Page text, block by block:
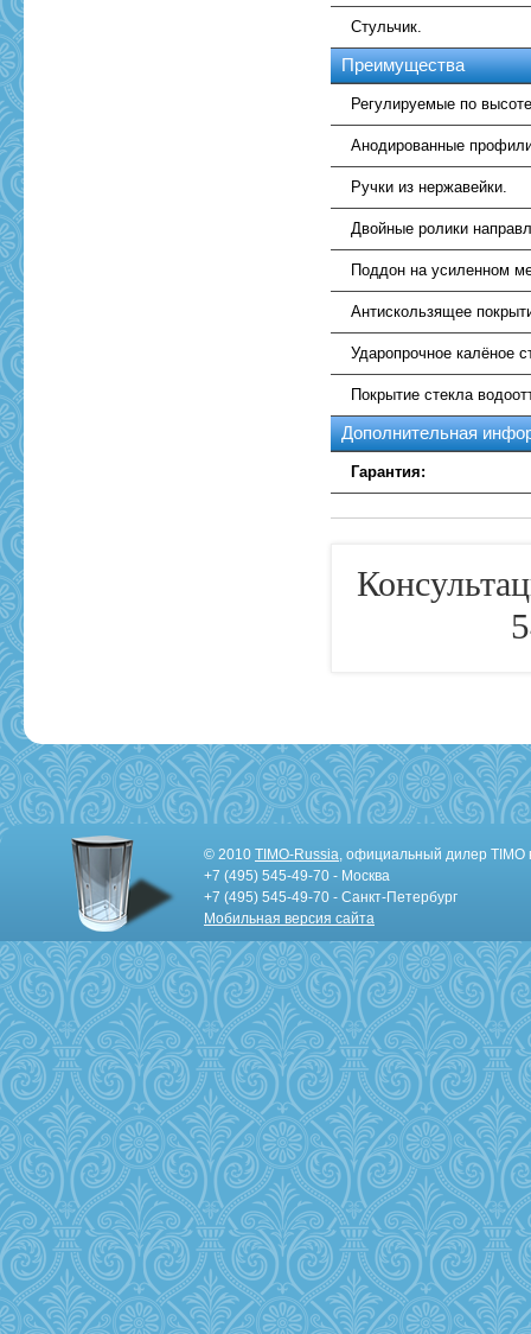
Стульчик.
Преимущества
Регулируемые по
Анодированные
Ручки из нержавейки.
Двойные ролики
Поддон на усиленном
Антискользящее
Ударопрочное калёное
Покрытие стекла
Дополнительная
Гарантия:
© 2010 TIMO-Russia, официальный дилер TIMO
+7 (495) 545-49-70 - Москва
+7 (495) 545-49-70 - Санкт-Петербург
Мобильная версия сайта